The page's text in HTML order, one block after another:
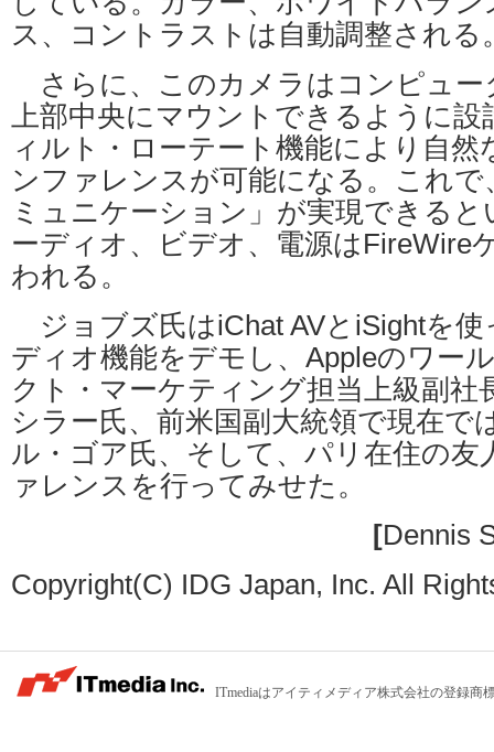
ス、コントラストは自動調整される
さらに、このカメラはコンピュー
上部中央にマウントできるように設
ィルト・ローテート機能により自然
ンファレンスが可能になる。これ
ミュニケーション」が実現できる
ーディオ、ビデオ、電源はFireWire
われる。
ジョブズ氏はiChat AVとiSightを
ディオ機能をデモし、Appleのワー
クト・マーケティング担当上級副社
シラー氏、前米国副大統領で現在で
ル・ゴア氏、そして、パリ在住の友
ァレンスを行ってみせた。
[Dennis
Copyright(C) IDG Japan, Inc. All
ITmediaはアイティメディア株式会社の登録商